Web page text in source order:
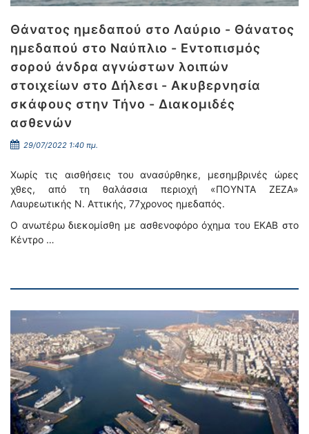
Θάνατος ημεδαπού στο Λαύριο - Θάνατος
ημεδαπού στο Ναύπλιο - Εντοπισμός
σορού άνδρα αγνώστων λοιπών
στοιχείων στο Δήλεσι - Ακυβερνησία
σκάφους στην Τήνο - Διακομιδές
ασθενών
29/07/2022 1:40 πμ.
Χωρίς τις αισθήσεις του ανασύρθηκε, μεσημβρινές ώρες
χθες, από τη θαλάσσια περιοχή «ΠΟΥΝΤΑ ΖΕΖΑ»
Λαυρεωτικής Ν. Αττικής, 77χρονος ημεδαπός.
Ο ανωτέρω διεκομίσθη με ασθενοφόρο όχημα του ΕΚΑΒ στο
Κέντρο …